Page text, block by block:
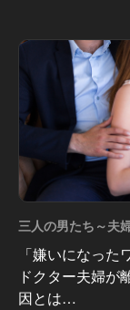
三人の男たち～夫
「嫌いになっ
ドクター夫婦が
因とは…